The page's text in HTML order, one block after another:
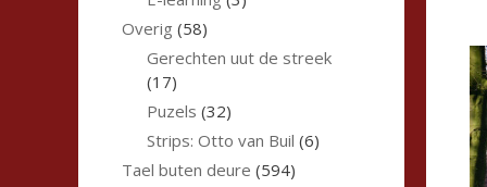
Overig (58)
Gerechten uut de streek
(17)
Puzels (32)
Strips: Otto van Buil (6)
Tael buten deure (594)